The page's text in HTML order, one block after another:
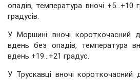
опадів, температура вночі +5...+10
градусів.
У Моршині вночі короткочасний
вдень без опадів, температура
вдень +19...+21 градус.
У Трускавці вночі короткочасний